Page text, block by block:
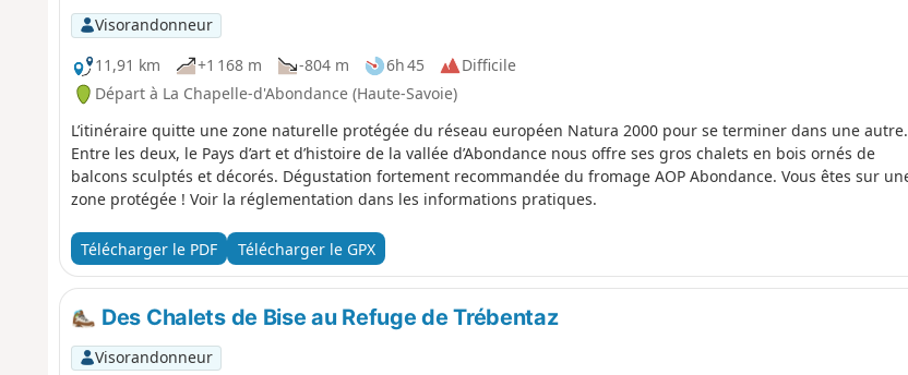
Visorandonneur
11,91 km
+1 168 m -804 m 6h 45
Difficile
Départ à La Chapelle-d'Abondance (Haute-Savoie)
L’itinéraire quitte une zone naturelle protégée du réseau européen Natura 2000 pour se terminer dans une autre.
Entre les deux, le Pays d’art et d’histoire de la vallée d’Abondance nous offre ses gros chalets en bois ornés de
balcons sculptés et décorés. Dégustation fortement recommandée du fromage AOP Abondance. Vous êtes sur une
zone protégée ! Voir la réglementation dans les informations pratiques.
Télécharger le PDF Télécharger le GPX
Des Chalets de Bise au Refuge de Trébentaz
Visorandonneur